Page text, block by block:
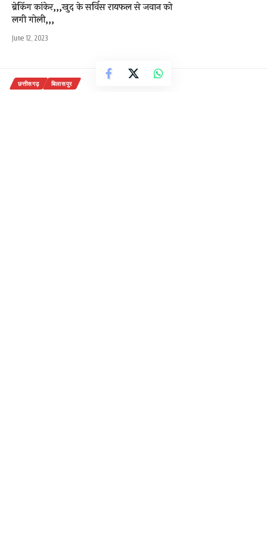
ब्रेकिंग कांकेर,,,खुद के सर्विस रायफल से जवान को
लगी गोली,,,
June 12, 2023
छत्तीसगढ़ बिलासपुर